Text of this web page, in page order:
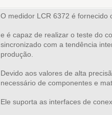
O medidor LCR 6372 é fornecido
e é capaz de realizar o teste do
sincronizado com a tendência
produção.
Devido aos valores de alta
necessário de componentes e
Ele suporta as interfaces de